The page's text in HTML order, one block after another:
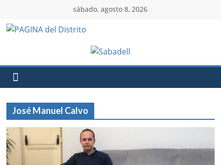
sábado, agosto 8, 2026
José Manuel Calvo